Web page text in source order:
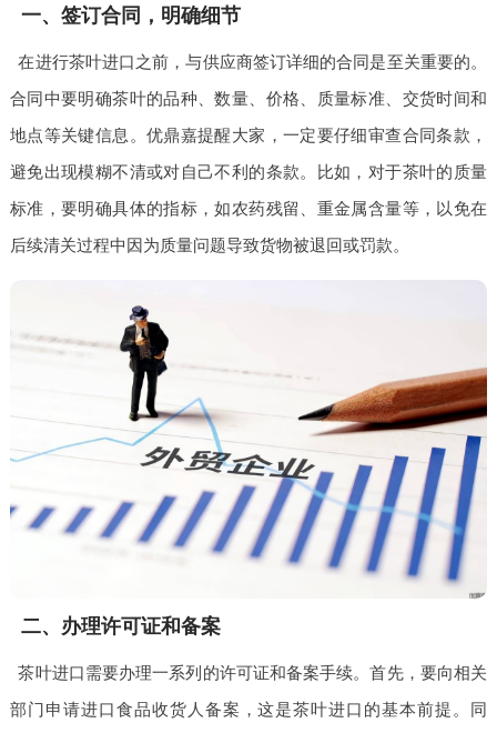
一、签订合同，明确细节
在进行茶叶进口之前，与供应商签订详细的合同是至关重要的。
合同中要明确茶叶的品种、数量、价格、质量标准、交货时间和
地点等关键信息。优鼎嘉提醒大家，一定要仔细审查合同条款，
避免出现模糊不清或对自己不利的条款。比如，对于茶叶的质量
标准，要明确具体的指标，如农药残留、重金属含量等，以免在
后续清关过程中因为质量问题导致货物被退回或罚款。
二、办理许可证和备案
茶叶进口需要办理一系列的许可证和备案手续。首先，要向相关
部门申请进口食品收货人备案，这是茶叶进口的基本前提。同